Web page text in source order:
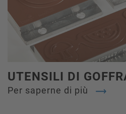
UTENSILI DI
Per saperne di più